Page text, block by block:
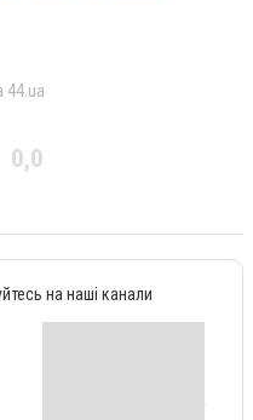
44.ua
0,0
на наші канали